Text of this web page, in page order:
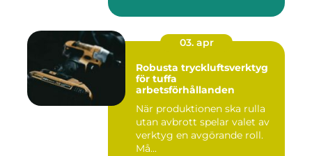
03. apr
Robusta tryckluftsverktyg
för tuffa
arbetsförhållanden
När produktionen ska rulla
utan avbrott spelar valet av
verktyg en avgörande roll.
Må...